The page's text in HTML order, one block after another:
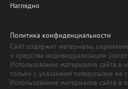
Наглядно
Политика конфиденциальности
Сайт содержит материалы,
и средства индивидуализации
Использование материалов сайта в
только с указанием гиперссылки на
Использование материалов сайта в